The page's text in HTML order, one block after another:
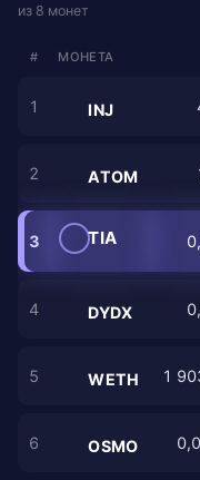
из 8 монет
# МОНЕТА
1 INJ
2 ATOM
3 TIA
4 DYDX
5 WETH 1
6 OSMO